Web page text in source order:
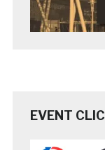
EVENT CLIC